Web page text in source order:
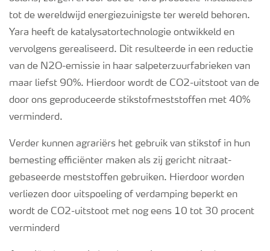
tot de wereldwijd energiezuinigste ter wereld behoren.
Yara heeft de katalysatortechnologie ontwikkeld en
vervolgens gerealiseerd. Dit resulteerde in een reductie
van de N2O-emissie in haar salpeterzuurfabrieken van
maar liefst 90%. Hierdoor wordt de CO2-uitstoot van de
door ons geproduceerde stikstofmeststoffen met 40%
verminderd.
Verder kunnen agrariërs het gebruik van stikstof in hun
bemesting efficiënter maken als zij gericht nitraat-
gebaseerde meststoffen gebruiken. Hierdoor worden
verliezen door uitspoeling of verdamping beperkt en
wordt de CO2-uitstoot met nog eens 10 tot 30 procent
verminderd